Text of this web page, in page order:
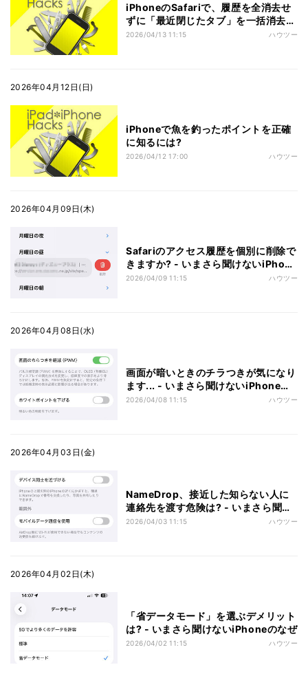
iPhoneのSafariで、履歴を全消去せ
ずに「最近閉じたタブ」を一括消去す
るには？
2026/04/13 11:15 ハウツー
2026年04月12日(日)
iPhoneで魚を釣ったポイントを正確
に知るには?
2026/04/12 17:00 ハウツー
2026年04月09日(木)
Safariのアクセス履歴を個別に削除で
きますか? - いまさら聞けないiPhone
のなぜ
2026/04/09 11:15 ハウツー
2026年04月08日(水)
画面が暗いときのチラつきが気になり
ます... - いまさら聞けないiPhoneの
なぜ
2026/04/08 11:15 ハウツー
2026年04月03日(金)
NameDrop、接近した知らない人に
連絡先を渡す危険は? - いまさら聞け
ないiPhoneのなぜ
2026/04/03 11:15 ハウツー
2026年04月02日(木)
「省データモード」を選ぶデメリット
は? - いまさら聞けないiPhoneのなぜ
2026/04/02 11:15 ハウツー